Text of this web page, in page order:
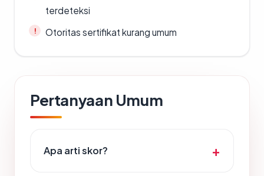
terdeteksi
Otoritas sertifikat kurang umum
Pertanyaan Umum
Apa arti skor?